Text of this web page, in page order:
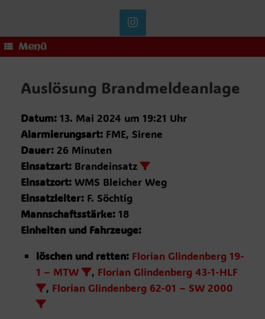
Menü
Auslösung Brandmeldeanlage
Datum: 13. Mai 2024 um 19:21 Uhr
Alarmierungsart: FME, Sirene
Dauer: 26 Minuten
Einsatzart: Brandeinsatz
Einsatzort: WMS Bleicher Weg
Einsatzleiter: F. Söchtig
Mannschaftsstärke: 18
Einheiten und Fahrzeuge:
löschen und retten: Florian Glindenberg 19-
1 – MTW
, Florian Glindenberg 43-1-HLF
, Florian Glindenberg 62-01 – SW 2000